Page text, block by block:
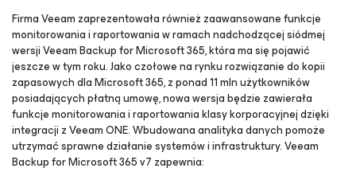
Firma Veeam zaprezentowała również zaawansowane funkcje
monitorowania i raportowania w ramach nadchodzącej siódmej
wersji Veeam Backup for Microsoft 365, która ma się pojawić
jeszcze w tym roku. Jako czołowe na rynku rozwiązanie do kopii
zapasowych dla Microsoft 365, z ponad 11 mln użytkowników
posiadających płatną umowę, nowa wersja będzie zawierała
funkcje monitorowania i raportowania klasy korporacyjnej dzięki
integracji z Veeam ONE. Wbudowana analityka danych pomoże
utrzymać sprawne działanie systemów i infrastruktury. Veeam
Backupfor Microsoft 365v7 zapewnia: